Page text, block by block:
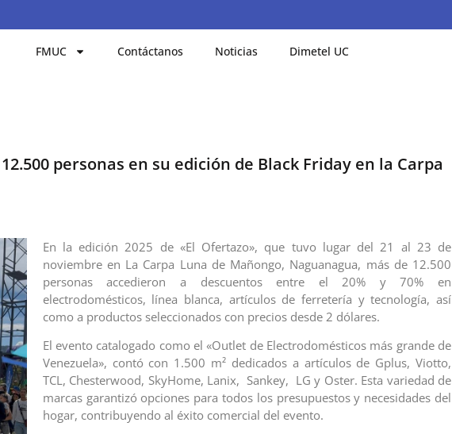
FMUC Contáctanos Noticias Dimetel UC
personas en su edición de Black Friday en la Carpa
En la edición 2025 de «El Ofertazo», que tuvo lugar del 21 al 23 de
noviembre en La Carpa Luna de Mañongo, Naguanagua, más de 12.500
personas accedieron a descuentos entre el 20% y 70% en
electrodomésticos, línea blanca, artículos de ferretería y tecnología, así
como a productos seleccionados con precios desde 2 dólares.
El evento catalogado como el «Outlet de Electrodomésticos más grande de
Venezuela», contó con 1.500 m² dedicados a artículos de Gplus, Viotto,
TCL, Chesterwood, SkyHome, Lanix, Sankey, LG y Oster. Esta variedad de
marcas garantizó opciones para todos los presupuestos y necesidades del
hogar, contribuyendo al éxito comercial del evento.